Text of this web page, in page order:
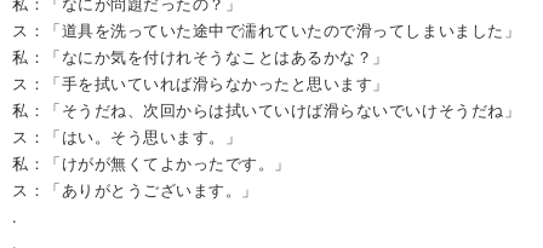
ス：「道具を洗っていた途中で濡れていたので滑ってしまいました」
私：「なにか気を付けれそうなことはあるかな？」
ス：「手を拭いていれば滑らなかったと思います」
私：「そうだね、次回からは拭いていけば滑らないでいけそうだね」
ス：「はい。そう思います。」
私：「けがが無くてよかったです。」
ス：「ありがとうございます。」
.
.